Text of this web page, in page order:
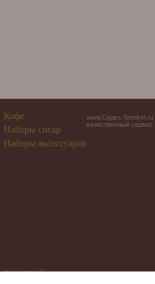
Кофе
Наборы сигар
Наборы аксессуаров
www.Cigars-
качественный сервис.
рекламой!